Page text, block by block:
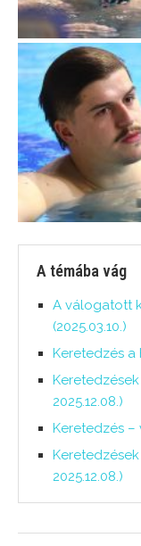
A témába vág
A válogatott
(2025.03.10.)
Keretedzés a
2025.12.08.)
Keretedzés –
2025.12.08.)